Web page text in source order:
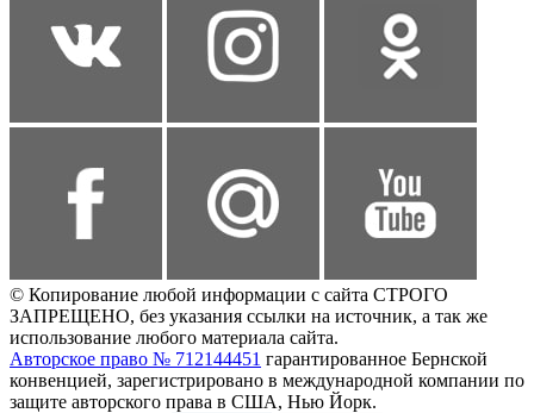
© Копирование любой информации с сайта СТРОГО
ЗАПРЕЩЕНО, без указания ссылки на источник, а так же
использование любого материала сайта.
Авторское право № 712144451 гарантированное Бернской
конвенцией, зарегистрировано в международной компании по
защите авторского права в США, Нью Йорк.